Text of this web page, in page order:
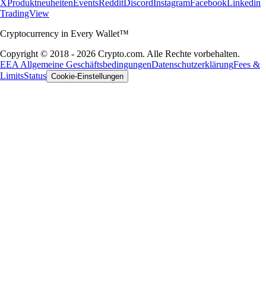
XProduktneuheitenEventsRedditDiscordInstagramFacebookLinkedin
TradingView
Cryptocurrency in Every Wallet™
Copyright © 2018 - 2026 Crypto.com. Alle Rechte vorbehalten.
EEA Allgemeine GeschäftsbedingungenDatenschutzerklärungFees &
LimitsStatus Cookie-Einstellungen